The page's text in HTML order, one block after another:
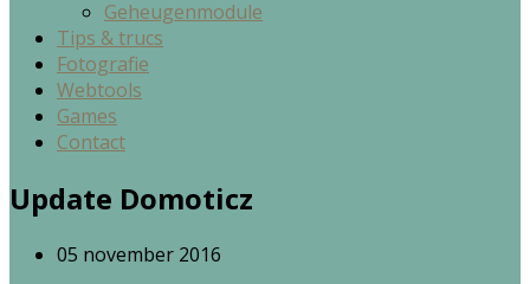
Geheugenmodule
Tips & trucs
Fotografie
Webtools
Games
Contact
Update Domoticz
05 november 2016